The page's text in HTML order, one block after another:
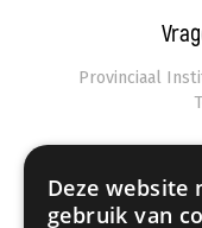
Provinciaal
Deze website
gebruik van